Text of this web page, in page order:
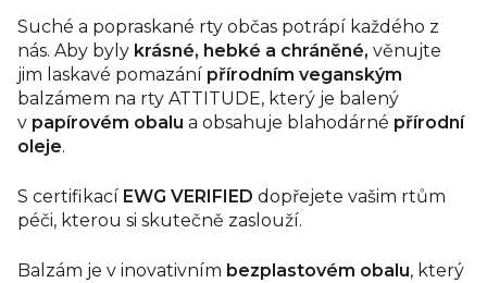
Suché a popraskané rty občas potrápí každého z
nás. Aby byly krásné, hebké a chráněné, věnujte
jim laskavé pomazání přírodním veganským
balzámem na rty ATTITUDE, který je balený
v papírovém obalu a obsahuje blahodárné přírodní
oleje.
S certifikací EWG VERIFIED dopřejete vašim rtům
péči, kterou si skutečně zaslouží.
Balzám je v inovativním bezplastovém obalu, který